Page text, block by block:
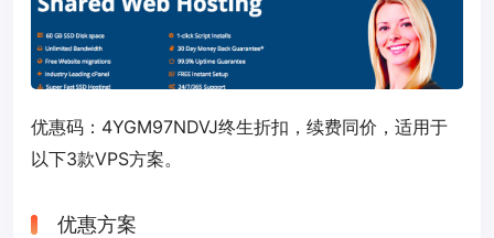
优惠码： 4YGM97NDVJ终生折扣，续费同价，适用于
以下3款VPS方案。
优惠方案